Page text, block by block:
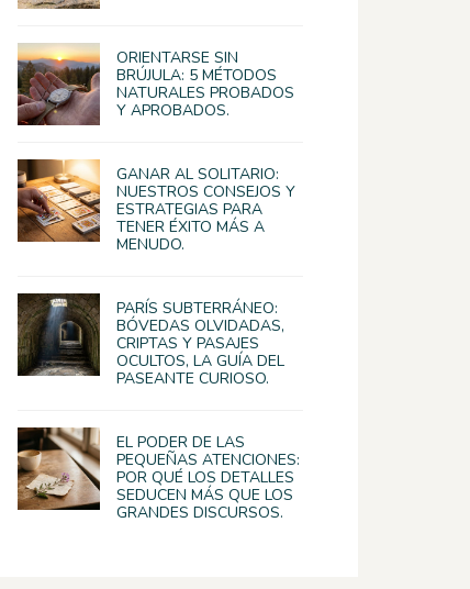
ORIENTARSE SIN
BRÚJULA: 5 MÉTODOS
NATURALES PROBADOS
Y APROBADOS.
GANAR AL SOLITARIO:
NUESTROS CONSEJOS Y
ESTRATEGIAS PARA
TENER ÉXITO MÁS A
MENUDO.
PARÍS SUBTERRÁNEO:
BÓVEDAS OLVIDADAS,
CRIPTAS Y PASAJES
OCULTOS, LA GUÍA DEL
PASEANTE CURIOSO.
EL PODER DE LAS
PEQUEÑAS ATENCIONES:
POR QUÉ LOS DETALLES
SEDUCEN MÁS QUE LOS
GRANDES DISCURSOS.